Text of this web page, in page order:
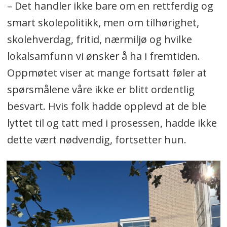
uten å involvere noen av FAUene. Dere
sa vi skulle involveres, men ingen av oss
opplever at vi er involvert. Tre FAU-er og
flere lokale aktører opplever at konkrete
spørsmål ikke blir besvart, og at
involveringen ikke har vært tilstrekkelig.
Hvorfor er ikke medvirkningen reell og
synlig i beslutningen slik kravet for
riktig saksbehandling er?
8. Hvorfor er ikke de nye vurderingene
og analysene gjort offentlig tilgjengelige
dersom kommunen mener dette er den
– Det handler ikke bare om en rettferdig og
smart skolepolitikk, men om tilhørighet,
skolehverdag, fritid, nærmiljø og hvilke
lokalsamfunn vi ønsker å ha i fremtiden.
Oppmøtet viser at mange fortsatt føler at
spørsmålene våre ikke er blitt ordentlig
besvart. Hvis folk hadde opplevd at de ble
lyttet til og tatt med i prosessen, hadde ikke
dette vært nødvendig, fortsetter hun.